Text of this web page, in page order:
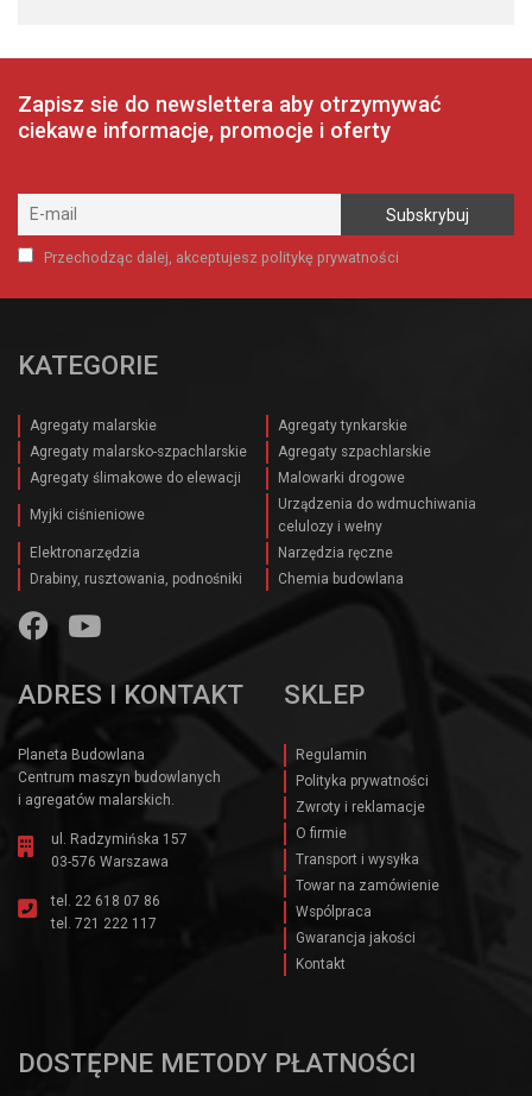
Zapisz sie do newslettera aby otrzymywać
ciekawe informacje, promocje i oferty
Przechodząc dalej, akceptujesz politykę prywatności
KATEGORIE
Agregaty malarskie
Agregaty tynkarskie
Agregaty malarsko-szpachlarskie
Agregaty szpachlarskie
Agregaty ślimakowe do elewacji
Malowarki drogowe
Myjki ciśnieniowe
Urządzenia do wdmuchiwania
celulozy i wełny
Elektronarzędzia
Narzędzia ręczne
Drabiny, rusztowania, podnośniki
Chemia budowlana
ADRES I KONTAKT
Planeta Budowlana
Centrum maszyn budowlanych
i agregatów malarskich.
ul. Radzymińska 157
03-576 Warszawa
tel. 22 618 07 86
tel. 721 222 117
SKLEP
Regulamin
Polityka prywatności
Zwroty i reklamacje
O firmie
Transport i wysyłka
Towar na zamówienie
Wspólpraca
Gwarancja jakości
Kontakt
DOSTĘPNE METODY PŁATNOŚCI